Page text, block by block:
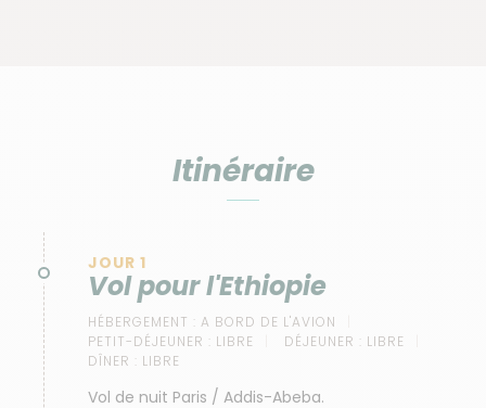
Itinéraire
JOUR 1
Vol pour l'Ethiopie
HÉBERGEMENT : A BORD DE L'AVION
PETIT-DÉJEUNER : LIBRE DÉJEUNER : LIBRE
DÎNER : LIBRE
Vol de nuit Paris / Addis-Abeba.